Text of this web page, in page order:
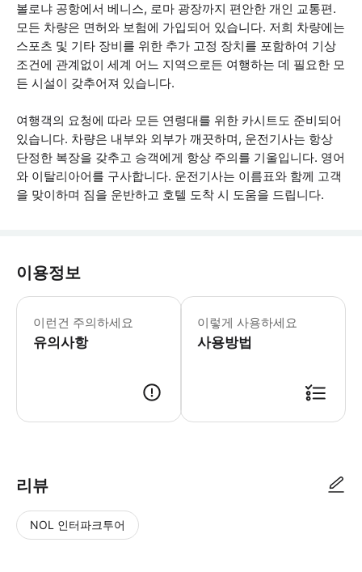
볼로냐 공항에서 베니스, 로마 광장까지 편안한 개인 교통편.
모든 차량은 면허와 보험에 가입되어 있습니다. 저희 차량에는
스포츠 및 기타 장비를 위한 추가 고정 장치를 포함하여 기상
조건에 관계없이 세계 어느 지역으로든 여행하는 데 필요한 모
든 시설이 갖추어져 있습니다.
여행객의 요청에 따라 모든 연령대를 위한 카시트도 준비되어
있습니다. 차량은 내부와 외부가 깨끗하며, 운전기사는 항상
단정한 복장을 갖추고 승객에게 항상 주의를 기울입니다. 영어
와 이탈리아어를 구사합니다. 운전기사는 이름표와 함께 고객
을 맞이하며 짐을 운반하고 호텔 도착 시 도움을 드립니다.
이용정보
이런건 주의하세요
유의사항
교통편을 예약하시면 즉시 확인을 받
이렇게 사용하세요
사용방법
리뷰
NOL 인터파크투어